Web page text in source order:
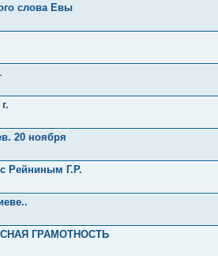
слова Евы
20 ноября
Рейниным Г.Р.
ГРАМОТНОСТЬ